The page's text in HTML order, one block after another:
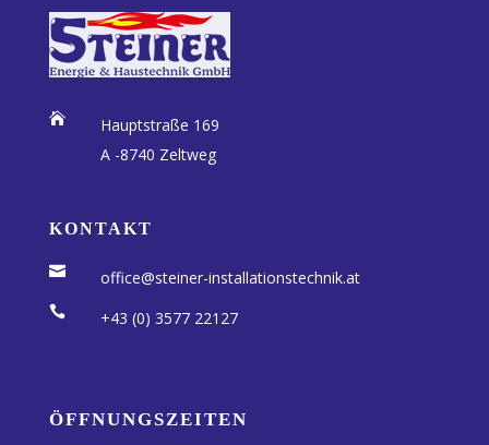

Hauptstraße 169
A -8740 Zeltweg
KONTAKT
 office@steiner-installationstechnik.at
 +43 (0) 3577 22127
ÖFFNUNGSZEITEN